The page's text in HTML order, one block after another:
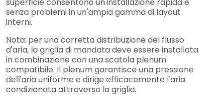
superficie consentono un'installazione rapida e
senza problemi in un'ampia gamma di layout
interni.
Nota: per una corretta distribuzione del flusso
d'aria, la griglia di mandata deve essere installata
in combinazione con una scatola plenum
compatibile. Il plenum garantisce una pressione
dell'aria uniforme e dirige efficacemente l'aria
condizionata attraverso la griglia.